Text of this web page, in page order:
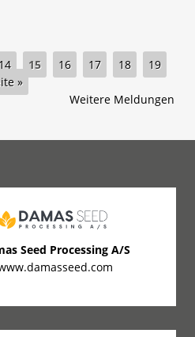
14 15 16 17 18
19
»
Weitere Meldungen
Seed Processing A/S